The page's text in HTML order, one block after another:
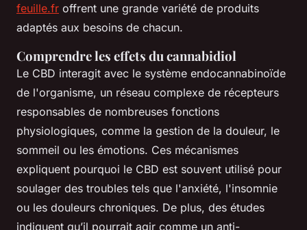
feuille.fr offrent une grande variété de produits
adaptés aux besoins de chacun.
Comprendre les effets du cannabidiol
Le CBD interagit avec le système endocannabinoïde
de l'organisme, un réseau complexe de récepteurs
responsables de nombreuses fonctions
physiologiques, comme la gestion de la douleur, le
sommeil ou les émotions. Ces mécanismes
expliquent pourquoi le CBD est souvent utilisé pour
soulager des troubles tels que l'anxiété, l'insomnie
ou les douleurs chroniques. De plus, des études
indiquent qu’il pourrait agir comme un anti-